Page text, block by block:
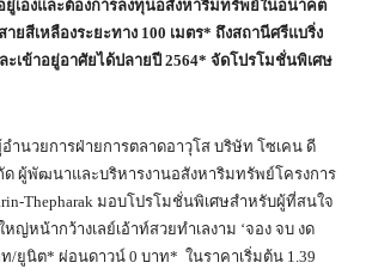
เองและต้องการลงทุนอสังหาริมทรัพย์ในอนาคต
ยสีเหลืองระยะทาง 100 เมตร* ถึงสถานีศรีแบริ่ง
เข้าอยู่อาศัยได้ปลายปี 2564* จัดโปรโมชั่นพิเศษ
นวยการฝ่ายการตลาดอาวุโส บริษัท โซเคน ดี
ด ผู้พัฒนาและบริหารงานอสังหาริมทรัพย์โครงการ
Thepharak มอบโปรโมชั่นพิเศษสำหรับผู้ที่สนใจ
หน้ากว้างเลย์เอ้าท์สวยทำเลงาม ‘จอง จบ งด
ท/ยูนิต* ผ่อนดาวน์ 0 บาท* ในราคาเริ่มต้น 1.39